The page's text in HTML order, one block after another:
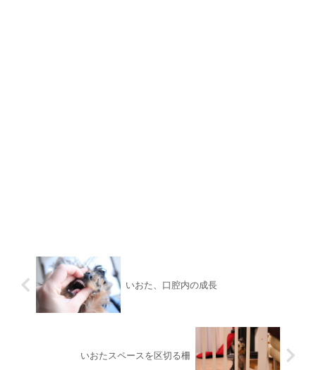
いおた、口腔内の成長
いおたスペースを区切る柵